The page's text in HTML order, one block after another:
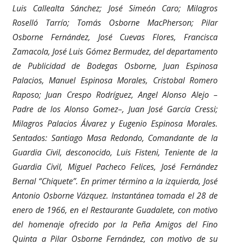
Luis Callealta Sánchez; José Simeón Caro; Milagros
Roselló Tarrío; Tomás Osborne MacPherson; Pilar
Osborne Fernández,
José Cuevas Flores, Francisca
Zamacola, José Luis Gómez Bermudez, del departamento
de Publicidad de Bodegas Osborne, Juan Espinosa
Palacios, Manuel Espinosa Morales, Cristobal Romero
Raposo; Juan Crespo Rodríguez, Angel Alonso Alejo –
Padre de los Alonso Gomez–, Juan José García Cressi;
Milagros Palacios Álvarez y Eugenio Espinosa Morales.
Sentados: Santiago Masa Redondo, Comandante de la
Guardia Civil, desconocido, Luis Fisteni, Teniente de la
Guardia Civil, Miguel Pacheco Felices, José Fernández
Bernal “Chiquete”. En primer término a la izquierda, José
Antonio Osborne Vázquez. Instantánea tomada el 28 de
enero de 1966, en el Restaurante Guadalete, con motivo
del homenaje ofrecido por la Peña Amigos del Fino
Quinta a Pilar Osborne Fernández, con motivo de su